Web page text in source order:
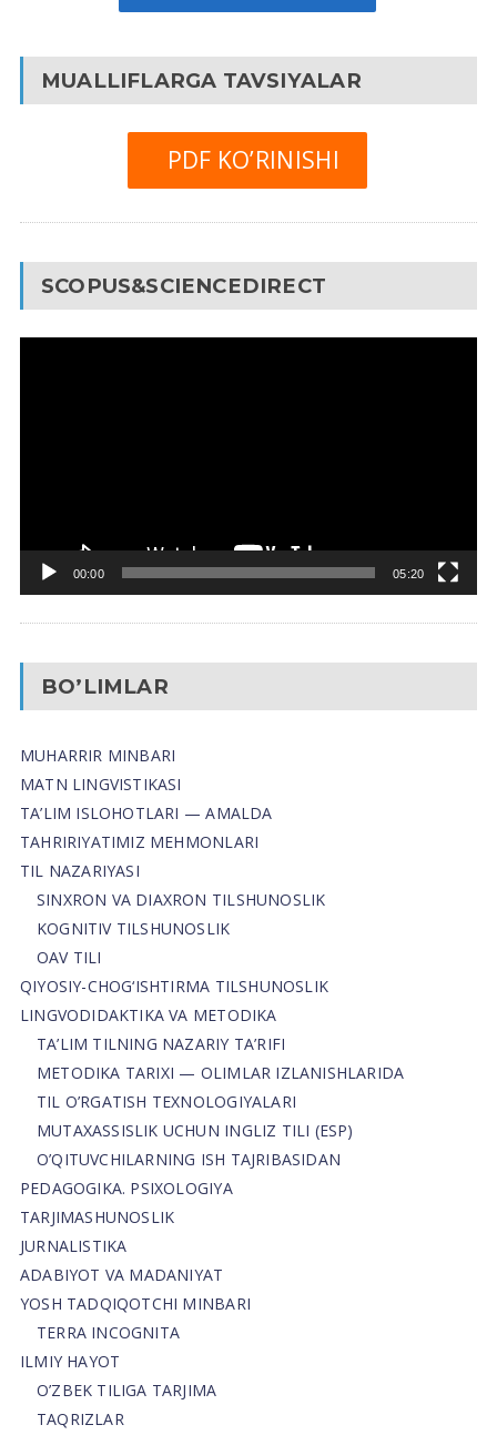
MUALLIFLARGA TAVSIYALAR
PDF KO’RINISHI
SCOPUS&SCIENCEDIRECT
00:00 05:20
BO’LIMLAR
MUHARRIR MINBARI
MATN LINGVISTIKASI
TA’LIM ISLOHOTLARI — AMALDA
TAHRIRIYATIMIZ MEHMONLARI
TIL NAZARIYASI
SINXRON VA DIAXRON TILSHUNOSLIK
KOGNITIV TILSHUNOSLIK
OAV TILI
QIYOSIY-CHOG‘ISHTIRMA TILSHUNOSLIK
LINGVODIDAKTIKA VA METODIKA
TA’LIM TILNING NAZARIY TA’RIFI
METODIKA TARIXI — OLIMLAR IZLANISHLARIDA
TIL O’RGATISH TEXNOLOGIYALARI
MUTAXASSISLIK UCHUN INGLIZ TILI (ESP)
O’QITUVCHILARNING ISH TAJRIBASIDAN
PEDAGOGIKA. PSIXOLOGIYA
TARJIMASHUNOSLIK
JURNALISTIKA
ADABIYOT VA MADANIYAT
YOSH TADQIQOTCHI MINBARI
TERRA INCOGNITA
ILMIY HAYOT
O’ZBEK TILIGA TARJIMA
TAQRIZLAR